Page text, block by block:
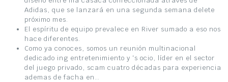
Adidas, que se lanzará en una segunda semana delete
próximo mes.
El espíritu de equipo prevalece en River sumado a eso nos
hace diferentes.
Como ya conoces, somos un reunión multinacional
dedicado ing entretenimiento y ‘s ocio, líder en el sector
del juego privado, scam cuatro décadas para experiencia
ademas de facha en…